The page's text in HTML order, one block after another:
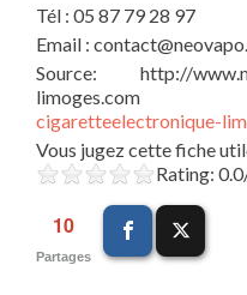
Tél : 05 87 79 28 97
Email :
Source: http://
cigaretteelectronique-
Vous jugez cette fiche
Rating:
10
Partages